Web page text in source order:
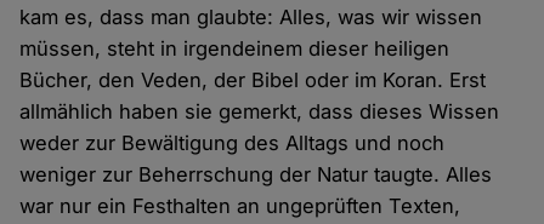
kam es, dass man glaubte: Alles, was wir wissen
müssen, steht in irgendeinem dieser heiligen
Bücher, den Veden, der Bibel oder im Koran. Erst
allmählich haben sie gemerkt, dass dieses Wissen
weder zur Bewältigung des Alltags und noch
weniger zur Beherrschung der Natur taugte. Alles
war nur ein Festhalten an ungeprüften Texten,